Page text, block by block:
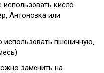
кисло-
Антоновка или
пшеничную‚
заменить на